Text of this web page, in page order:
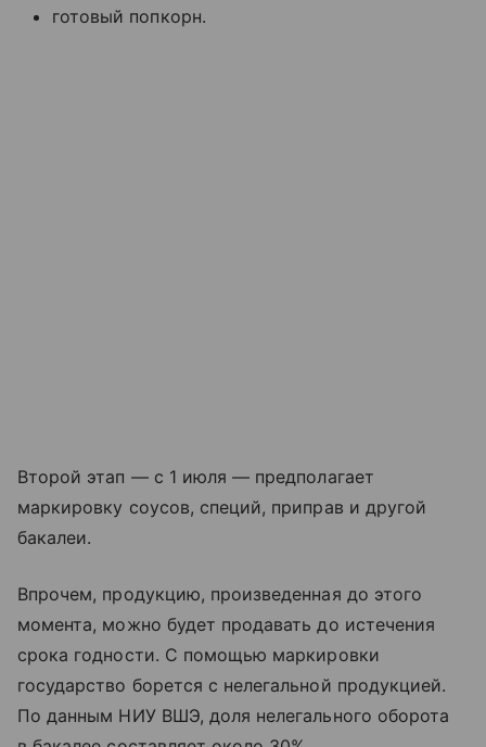
готовый попкорн.
Второй этап — с 1 июля — предполагает
маркировку соусов, специй, приправ и другой
бакалеи.
Впрочем, продукцию, произведенная до этого
момента, можно будет продавать до истечения
срока годности. С помощью маркировки
государство борется с нелегальной продукцией.
По данным НИУ ВШЭ, доля нелегального оборота